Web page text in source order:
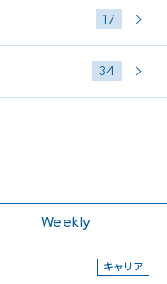
17
34
Weekly
キャリア